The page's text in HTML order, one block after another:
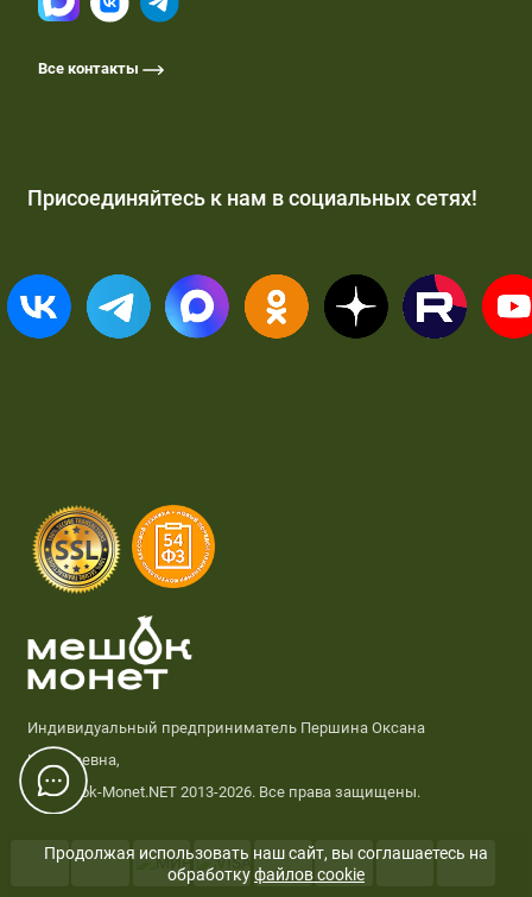
Все контакты
Присоединяйтесь к нам в социальных сетях!
Индивидуальный предприниматель Першина Оксана
Николаевна,
© Meshok-Monet.NET 2013-2026. Все права защищены.
Продолжая использовать наш сайт, вы соглашаетесь на
обработкуфайлов cookie